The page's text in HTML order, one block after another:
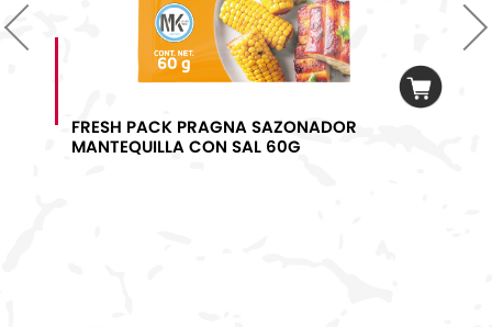
Previous
FRESH PACK PRAGNA SAZONADOR
MANTEQUILLA CON SAL 60G
Next